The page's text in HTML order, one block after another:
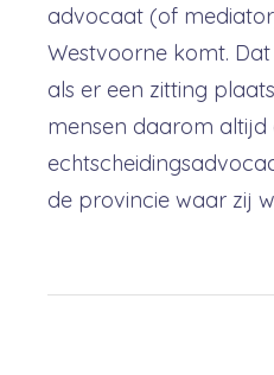
advocaat (of
Westvoorne komt.
als er een zitting
mensen daarom altijd
de provincie waar zij